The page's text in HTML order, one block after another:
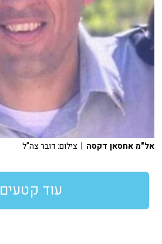
אל"מ אחסאן דקסה | צילום: דובר צה"ל
עוד קטעים